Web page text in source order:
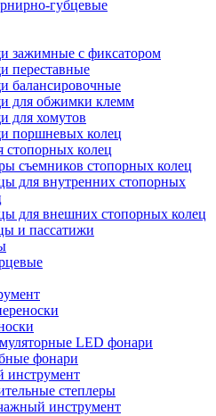
губцевые
зажимные с фиксатором
переставные
балансировочные
для обжимки клемм
для хомутов
поршневых колец
колец
съемников стопорных колец
для внутренних стопорных
для внешних стопорных колец
и пассатижи
LED фонари
фонари
степлеры
инструмент